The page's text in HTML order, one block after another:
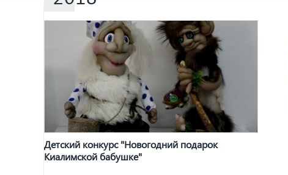
Детский конкурс "Новогодний подарок
Киалимской бабушке"